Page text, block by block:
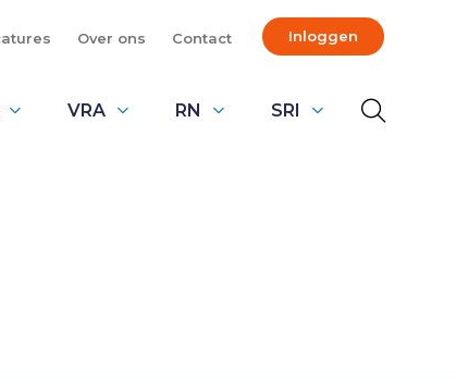
Over ons Contact Inloggen
VRA RN SRI